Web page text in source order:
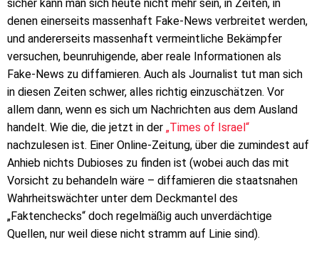
sicher kann man sich heute nicht mehr sein, in Zeiten, in
denen einerseits massenhaft Fake-News verbreitet werden,
und andererseits massenhaft vermeintliche Bekämpfer
versuchen, beunruhigende, aber reale Informationen als
Fake-News zu diffamieren. Auch als Journalist tut man sich
in diesen Zeiten schwer, alles richtig einzuschätzen. Vor
allem dann, wenn es sich um Nachrichten aus dem Ausland
handelt. Wie die, die jetzt in der „Times of Israel“
nachzulesen ist. Einer Online-Zeitung, über die zumindest auf
Anhieb nichts Dubioses zu finden ist (wobei auch das mit
Vorsicht zu behandeln wäre – diffamieren die staatsnahen
Wahrheitswächter unter dem Deckmantel des
„Faktenchecks“ doch regelmäßig auch unverdächtige
Quellen, nur weil diese nicht stramm auf Linie sind).